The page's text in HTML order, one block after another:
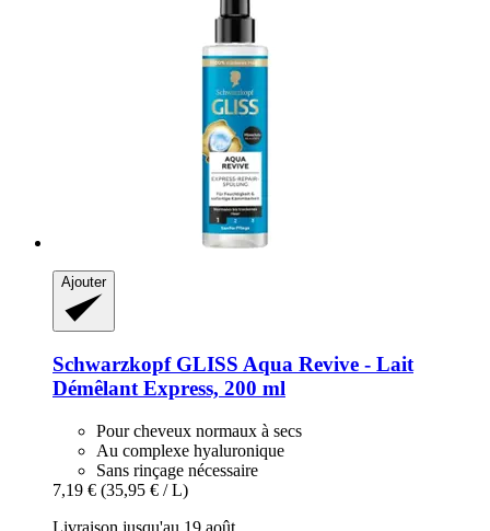
Ajouter
SchwarzkopfGLISS Aqua Revive -​ Lait
Démêlant Express, 200 ml
Pour cheveux normaux à secs
Au complexe hyaluronique
Sans rinçage nécessaire
7,19 € (35,95 € / L)
Livraison jusqu'au 19 août